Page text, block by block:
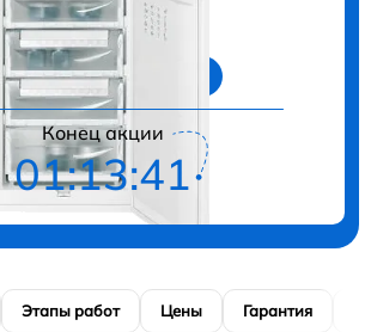
Цены на ремонт
Конец акции
01:13:40
Этапы работ Цены Гарантия